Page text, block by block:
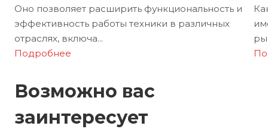
Оно позволяет расширить функциональность и
эффективность работы техники в различных
отраслях, включа...
Подробнее
Возможно вас
заинтересует